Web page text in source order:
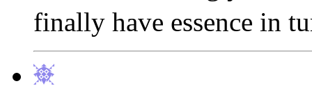
finally have essence in